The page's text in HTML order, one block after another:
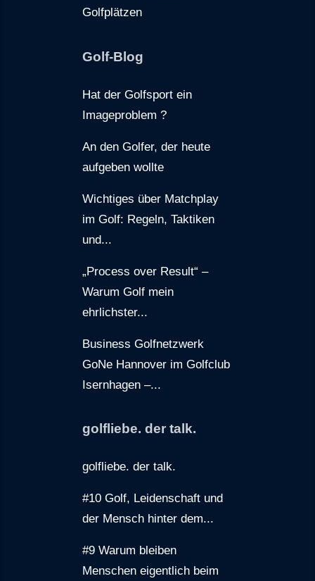
Golfplätzen
Golf-Blog
Hat der Golfsport ein
Imageproblem ?
An den Golfer, der heute
aufgeben wollte
Wichtiges über Matchplay
im Golf: Regeln, Taktiken
und...
„Process over Result“ –
Warum Golf mein
ehrlichster...
Business Golfnetzwerk
GoNe Hannover im Golfclub
Isernhagen –...
golfliebe. der talk.
golfliebe. der talk.
#10 Golf, Leidenschaft und
der Mensch hinter dem...
#9 Warum bleiben
Menschen eigentlich beim